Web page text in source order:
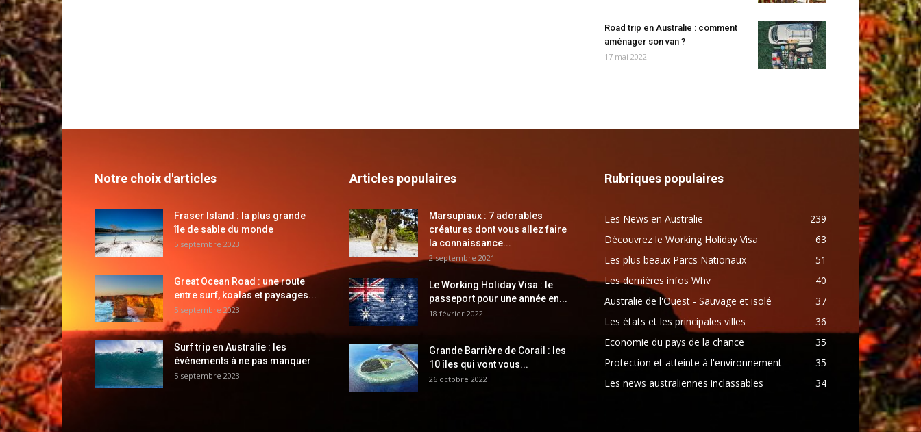
Road trip en Australie : comment
aménager son van ?
17 mai 2022
Notre choix d'articles
Fraser Island : la plus grande
île de sable du monde
5 septembre 2023
Great Ocean Road : une route
entre surf, koalas et paysages...
5 septembre 2023
Surf trip en Australie : les
événements à ne pas manquer
5 septembre 2023
Articles populaires
Marsupiaux : 7 adorables
créatures dont vous allez faire
la connaissance...
2 septembre 2021
Le Working Holiday Visa : le
passeport pour une année en...
18 février 2022
Grande Barrière de Corail : les
10 îles qui vont vous...
26 octobre 2022
Rubriques populaires
Les News en Australie
239
Découvrez le Working Holiday Visa
63
Les plus beaux Parcs Nationaux
51
Les dernières infos Whv
40
Australie de l'Ouest - Sauvage et isolé
37
Les états et les principales villes
36
Economie du pays de la chance
35
Protection et atteinte à l'environnement
35
Les news australiennes inclassables
34